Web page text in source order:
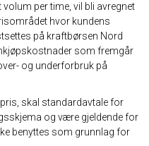
per time, vil bli avregnet
hvor kundens
på kraftbørsen Nord
som fremgår
og underforbruk på
skal standardavtale for
og være gjeldende for
benyttes som grunnlag for